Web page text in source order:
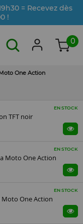
= Recevez dès
!
0
One Action
EN STOCK
TFT noir
EN STOCK
Moto One Action
EN STOCK
One Action